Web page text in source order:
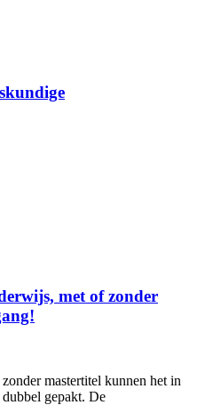
met of zonder
mastertitel kunnen het in
gepakt. De